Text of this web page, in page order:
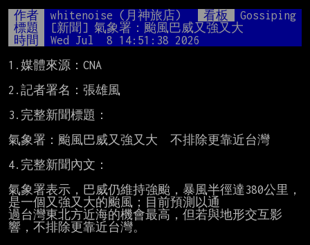
Mute
作者 whitenoise (月神旅店) 看板
Gossiping
標題
[新聞] 氣象署：颱風巴威又強又大
時間
Wed Jul  8 14:51:38 2026
1.媒體來源：CNA
2.記者署名：張雄風
3.完整新聞標題：
氣象署：颱風巴威又強又大　不排除更靠近台灣
4.完整新聞內文：
氣象署表示，巴威仍維持強颱，暴風半徑達380公里，
是一個又強又大的颱風；目前預測以通
過台灣東北方近海的機會最高，但若與地形交互影
響，不排除更靠近台灣。